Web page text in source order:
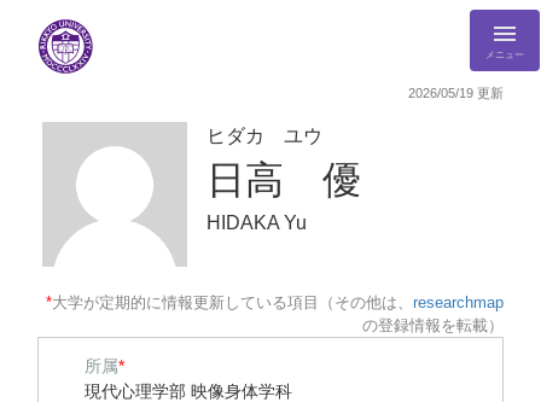
メニュー
2026/05/19 更新
ヒダカ ユウ
日高 優
HIDAKA Yu
*大学が定期的に情報更新している項目（その他は、 researchmap
の登録情報を転載）
所属*
現代心理学部 映像身体学科